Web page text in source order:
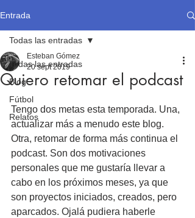
Entrada
Todas las entradas
Blog
Fútbol
Relatos
Todas las entradas
Quiero retomar el podcast
Esteban Gómez
20 sept 2019
Tengo dos metas esta temporada. Una,
actualizar más a menudo este blog.
Otra, retomar de forma más continua el
podcast. Son dos motivaciones
personales que me gustaría llevar a
cabo en los próximos meses, ya que
son proyectos iniciados, creados, pero
aparcados. Ojalá pudiera haberle